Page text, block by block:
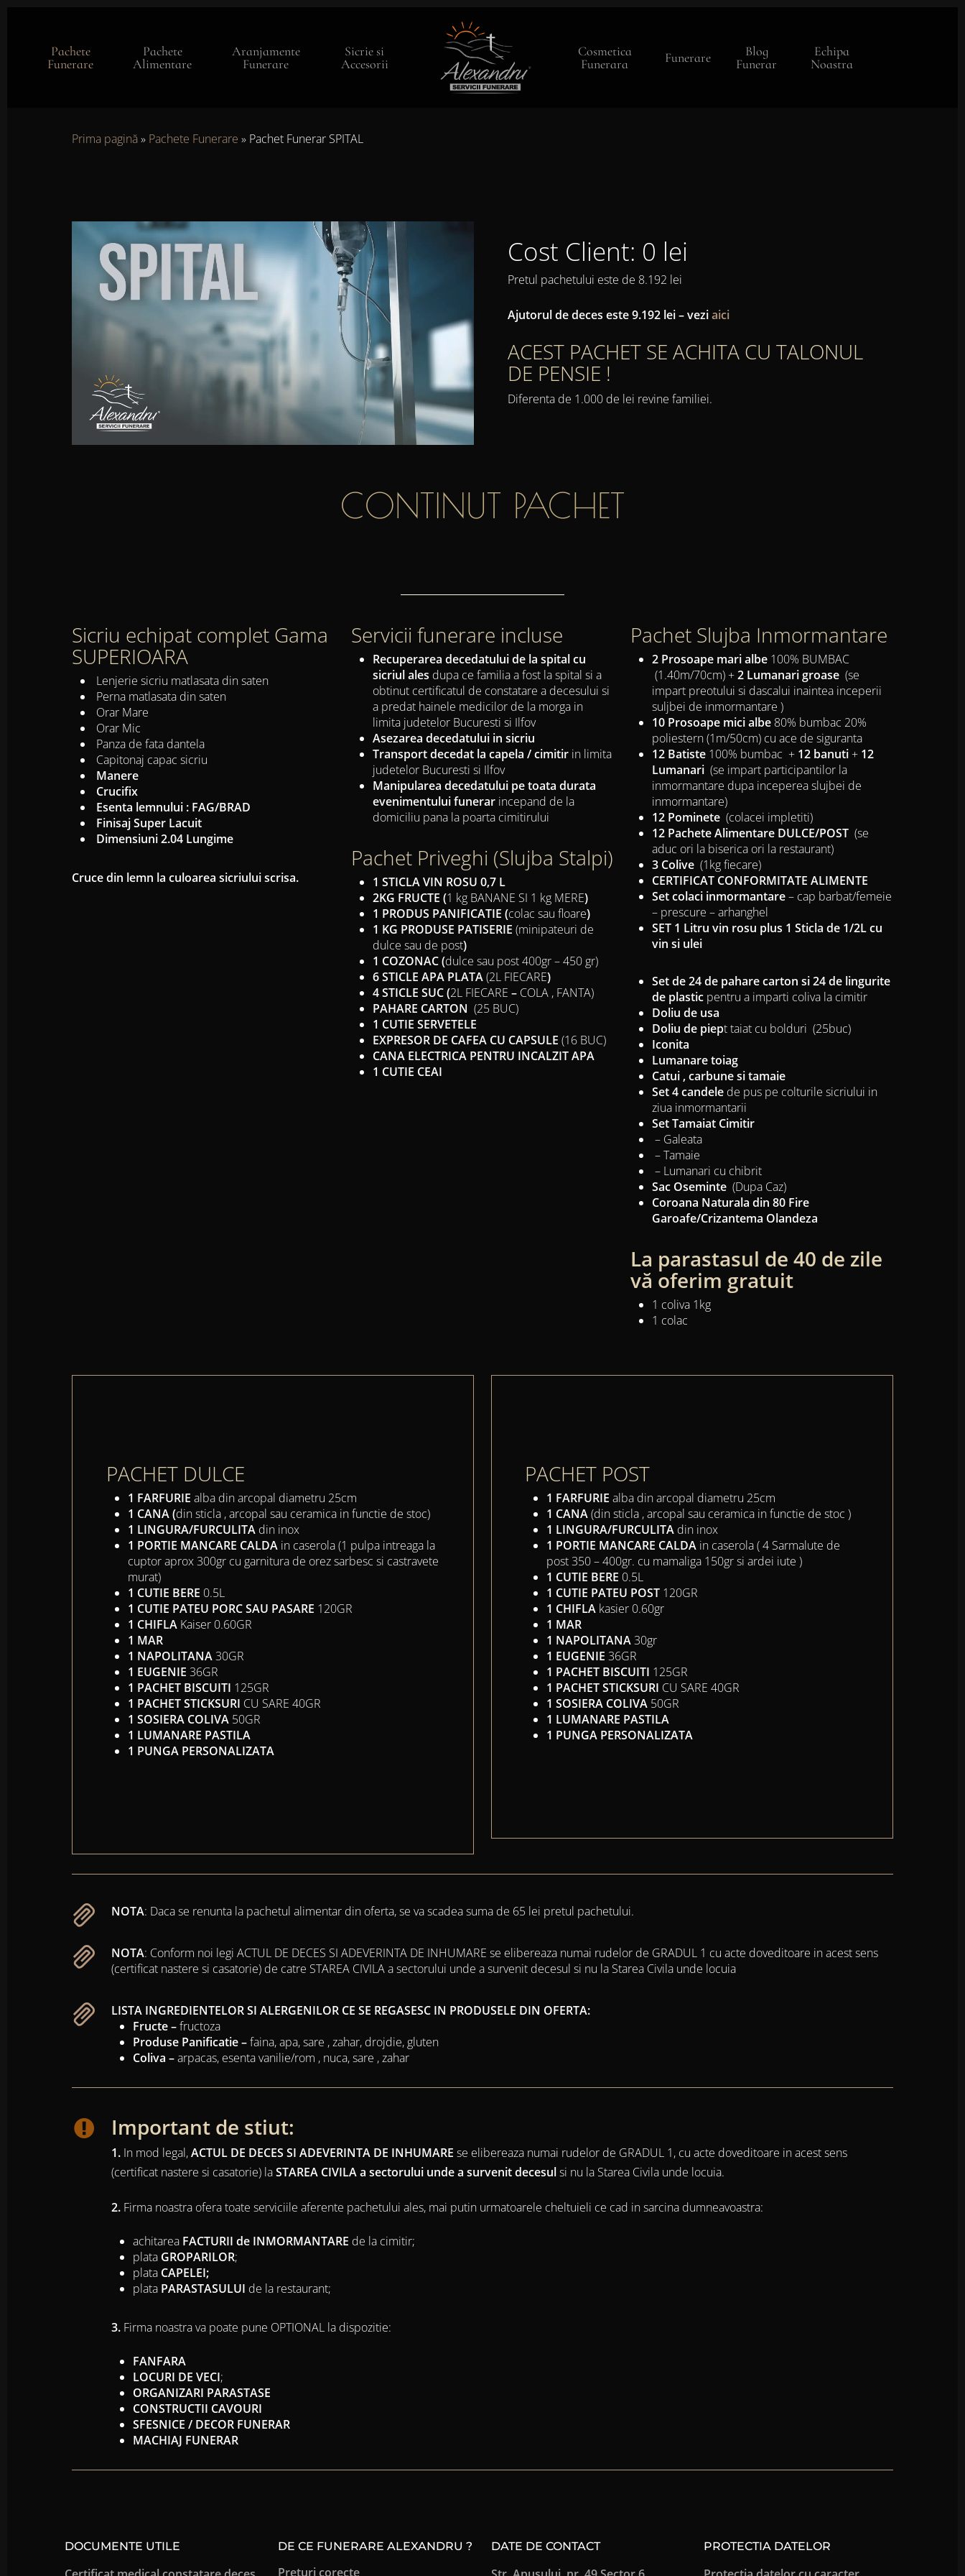
Pachete
Funerare
Pachete
Alimentare
Aranjamente
Funerare
Sicrie si
Accesorii
Cosmetica
Funerara
Funerare
Blog
Funerar
Echipa
Noastra
Prima pagină» Pachete Funerare » Pachet Funerar SPITAL
Cost Client: 0 lei
Pretul pachetului este de 8.192 lei
Ajutorul de deces este 9.192 lei – veziaici
ACEST PACHET SE ACHITA CU TALONUL
DE PENSIE !
Diferenta de 1.000 de lei revine familiei.
CONTINUT PACHET
Sicriu echipat complet Gama
SUPERIOARA
Lenjerie sicriu matlasata din saten
Perna matlasata din saten
Orar Mare
Orar Mic
Panza de fata dantela
Capitonaj capac sicriu
Manere
Crucifix
Esenta lemnului : FAG/BRAD
Finisaj Super Lacuit
Dimensiuni 2.04 Lungime
Cruce din lemn la culoarea sicriului scrisa.
Servicii funerare incluse
Recuperarea decedatului de la spital cu
sicriul ales dupa ce familia a fost la spital si a
obtinut certificatul de constatare a decesului si
a predat hainele medicilor de la morga in
limita judetelor Bucuresti si Ilfov
Asezarea decedatului in sicriu
Transport decedat la capela / cimitir in limita
judetelor Bucuresti si Ilfov
Manipularea decedatului pe toata durata
evenimentului funerar incepand de la
domiciliu pana la poarta cimitirului
Pachet Priveghi (Slujba Stalpi)
1 STICLA VIN ROSU 0,7 L
2KG FRUCTE (1 kg BANANE SI 1 kg MERE)
1 PRODUS PANIFICATIE (colac sau floare)
1 KG PRODUSE PATISERIE(minipateuri de
dulce sau de post)
1 COZONAC (dulce sau post 400gr – 450 gr)
6 STICLE APA PLATA(2L FIECARE)
4 STICLE SUC (2L FIECARE – COLA , FANTA)
PAHARE CARTON (25 BUC)
1 CUTIE SERVETELE
EXPRESOR DE CAFEA CU CAPSULE(16 BUC)
CANA ELECTRICA PENTRU INCALZIT APA
1 CUTIE CEAI
Pachet Slujba Inmormantare
2 Prosoape mari albe 100% BUMBAC
(1.40m/70cm) +2 Lumanari groase (se
impart preotului si dascalui inaintea inceperii
suljbei de inmormantare )
10 Prosoape mici albe 80% bumbac 20%
poliestern (1m/50cm) cu ace de siguranta
12 Batiste 100% bumbac + 12 banuti + 12
Lumanari (se impart participantilor la
inmormantare dupa inceperea slujbei de
inmormantare)
12 Pominete (colacei impletiti)
12 Pachete Alimentare DULCE/POST (se
aduc ori la biserica ori la restaurant)
3 Colive (1kg fiecare)
CERTIFICAT CONFORMITATE ALIMENTE
Set colaci inmormantare– cap barbat/femeie
– prescure – arhanghel
SET 1 Litru vin rosu plus 1 Sticla de 1/2L cu
vin si ulei
Set de 24 de pahare carton si 24 de lingurite
de plastic pentru a imparti coliva la cimitir
Doliu de usa
Doliu de piept taiat cu bolduri (25buc)
Iconita
Lumanare toiag
Catui , carbune si tamaie
Set 4 candele de pus pe colturile sicriului in
ziua inmormantarii
Set Tamaiat Cimitir
– Galeata
– Tamaie
– Lumanari cu chibrit
Sac Oseminte (Dupa Caz)
Coroana Naturala din 80 Fire
Garoafe/Crizantema Olandeza
La parastasul de 40 de zile
vă oferim gratuit
1 coliva 1kg
1 colac
PACHET DULCE
1 FARFURIE alba din arcopal diametru 25cm
1 CANA (din sticla , arcopal sau ceramica in functie de stoc)
1 LINGURA/FURCULITA din inox
1 PORTIE MANCARE CALDA in caserola (1 pulpa intreaga la
cuptor aprox 300gr cu garnitura de orez sarbesc si castravete
murat)
1 CUTIE BERE 0.5L
1 CUTIE PATEU PORC SAU PASARE 120GR
1 CHIFLA Kaiser 0.60GR
1 MAR
1 NAPOLITANA30GR
1 EUGENIE 36GR
1 PACHET BISCUITI 125GR
1 PACHET STICKSURI CU SARE 40GR
1 SOSIERA COLIVA 50GR
1 LUMANARE PASTILA
1 PUNGA PERSONALIZATA
PACHET POST
1 FARFURIEalba din arcopal diametru 25cm
1 CANA(din sticla , arcopal sau ceramica in functie de stoc )
1 LINGURA/FURCULITA din inox
1 PORTIE MANCARE CALDA in caserola ( 4 Sarmalute de
post 350 – 400gr. cu mamaliga 150gr si ardei iute )
1 CUTIE BERE 0.5L
1 CUTIE PATEU POST 120GR
1 CHIFLA kasier 0.60gr
1 MAR
1 NAPOLITANA30gr
1 EUGENIE36GR
1 PACHET BISCUITI 125GR
1 PACHET STICKSURI CU SARE 40GR
1 SOSIERA COLIVA 50GR
1 LUMANARE PASTILA
1 PUNGA PERSONALIZATA
NOTA: Daca se renunta la pachetul alimentar din oferta, se va scadea suma de 65 lei pretul pachetului.
NOTA: Conform noi legi ACTUL DE DECES SI ADEVERINTA DE INHUMARE se elibereaza numai rudelor de GRADUL 1 cu acte doveditoare in acest sens
(certificat nastere si casatorie) de catre STAREA CIVILA a sectorului unde a survenit decesul si nu la Starea Civila unde locuia
LISTA INGREDIENTELOR SI ALERGENILOR CE SE REGASESC IN PRODUSELE DIN OFERTA:
Fructe –fructoza
Produse Panificatie –faina, apa, sare , zahar, drojdie, gluten
Coliva –arpacas, esenta vanilie/rom , nuca, sare , zahar
Important de stiut:
1. In mod legal,ACTUL DE DECES SI ADEVERINTA DE INHUMARE se elibereaza numai rudelor de GRADUL 1, cu acte doveditoare in acest sens
(certificat nastere si casatorie) laSTAREA CIVILA a sectorului unde a survenit decesulsi nu la Starea Civila unde locuia.
2. Firma noastra ofera toate serviciile aferente pachetului ales, mai putin urmatoarele cheltuieli ce cad in sarcina dumneavoastra:
achitarea FACTURII de INMORMANTARE de la cimitir;
plata GROPARILOR;
plata CAPELEI;
plata PARASTASULUI de la restaurant;
3. Firma noastra va poate pune OPTIONAL la dispozitie:
FANFARA
LOCURI DE VECI;
ORGANIZARI PARASTASE
CONSTRUCTII CAVOURI
SFESNICE / DECOR FUNERAR
MACHIAJ FUNERAR
DOCUMENTE UTILE DE CE FUNERARE ALEXANDRU ?
Preturi corecte
DATE DE CONTACT PROTECTIA DATELOR